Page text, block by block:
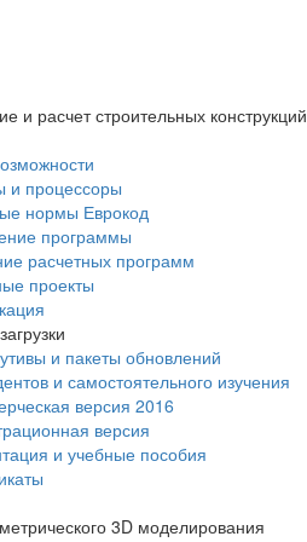
и расчет строительных конструкций
и процессоры
нормы Еврокод
программы
расчетных программ
проекты
и пакеты обновлений
и самостоятельного изучения
версия 2016
версия
и учебные пособия
3D моделирования